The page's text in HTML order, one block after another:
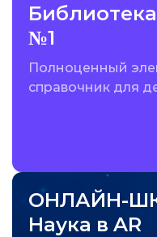
№1
Полноценный
справочник для
ОНЛАЙН-
Наука в AR